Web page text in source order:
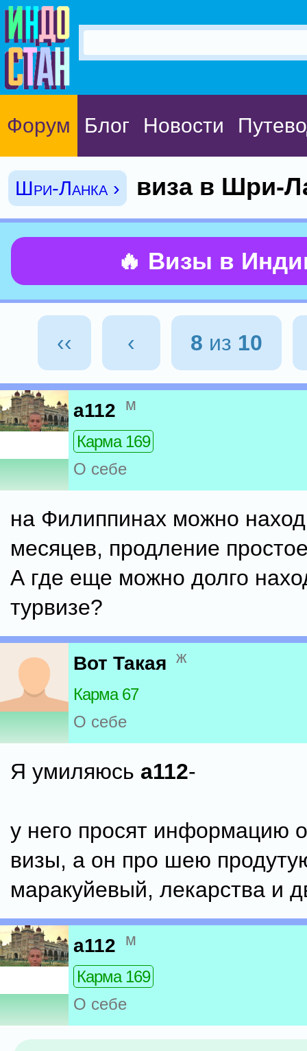
Форум Блог Новости
Шри-Ланка › виза в Шри-
🔥 Визы в
‹‹ ‹ 8 из 10
a112 м
Карма 169
О себе
на Филиппинах можно
месяцев, продление
А где еще можно долго
турвизе?
Вот Такая ж
Карма 67
О себе
Я умиляюсь a112-
у него просят информацию
визы, а он про шею
маракуйевый, лекарства и
a112 м
Карма 169
О себе